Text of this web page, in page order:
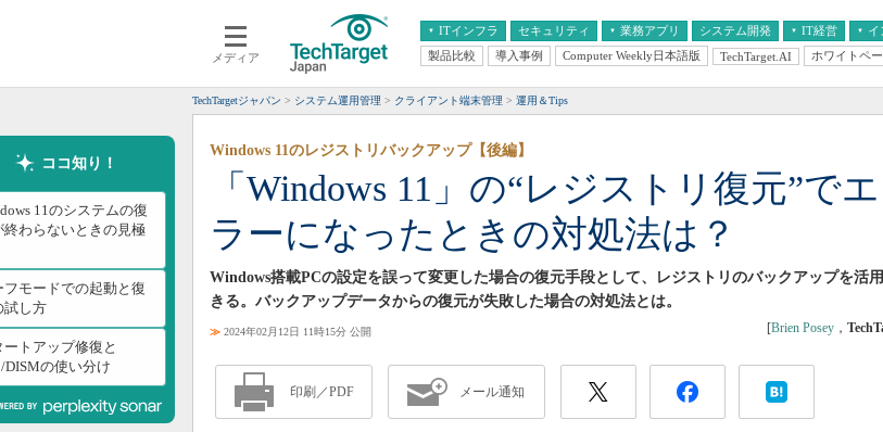
メディア
ITインフラ
クラウド
スマートモバイル
ネットワーク
システム運用管理
セキュリティ 業務アプリ
エンタープライズAI
ERP
CX
情報系システム
システム開発 IT経営
経営とIT
イ
医療IT
製品比較 導入事例 Computer Weekly日本語版 TechTarget.AI ホワイトペ
TechTargetジャパン システム運用管理 クライアント端末管理 運用＆Tips
ココ知り！
11のシステムの復
終わらないときの見極
フモードでの起動と復
試し方
ートアップ修復と
DISMの使い分け
「Windows 11」の“レジストリ復元”でエ
ラーになったときの対処法は？
Windows 11のレジストリバックアップ【後編】
Windows搭載PCの設定を誤って変更した場合の復元手段として、レジストリのバックアップを活
きる。バックアップデータからの復元が失敗した場合の対処法とは。
≫ 2024年02月12日 11時15分 公開 [Brien Posey ，
印刷／PDF メール通知